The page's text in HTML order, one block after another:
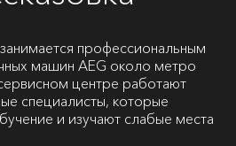
профессиональным
машин AEG около метро
центре работают
специалисты, которые
и изучают слабые места